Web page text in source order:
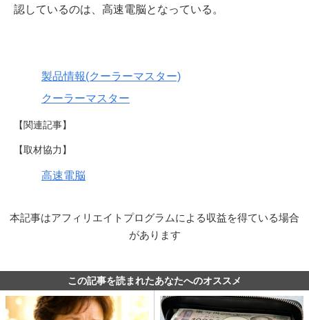
認しているのは、高速電脳となっている。
製品情報(クーラーマスター)
クーラーマスター
【関連記事】
【取材協力】
高速電脳
本記事はアフィリエイトプログラムによる収益を得ている場合
があります
この記事を読まれたあなたへのオススメ